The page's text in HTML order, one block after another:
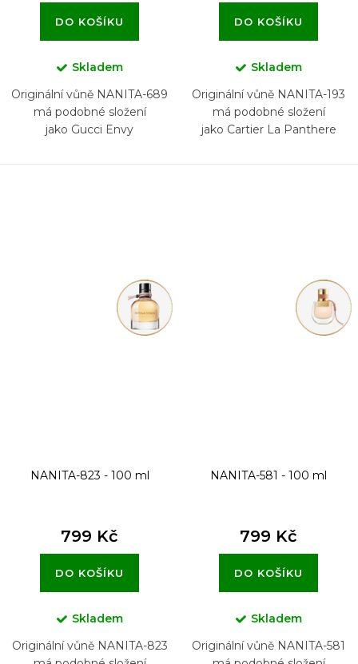
DO KOŠÍKU
Skladem
Originální vůně NANITA-689
má podobné složení
jako Gucci Envy
DO KOŠÍKU
Skladem
Originální vůně NANITA-193
má podobné složení
jako Cartier La Panthere
NANITA-823 - 100 ml
799 Kč
DO KOŠÍKU
Skladem
Originální vůně NANITA-823
NANITA-581 - 100 ml
799 Kč
DO KOŠÍKU
Skladem
Originální vůně NANITA-581